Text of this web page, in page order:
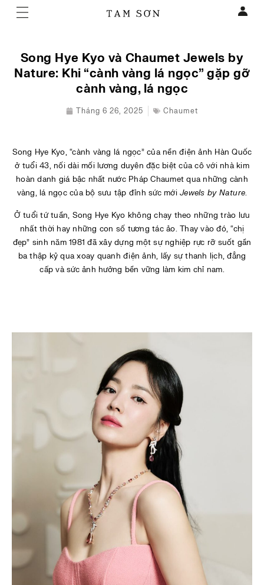
Song Hye Kyo và Chaumet Jewels by
Nature: Khi “cành vàng lá ngọc” gặp gỡ
cành vàng, lá ngọc
Tháng 6 26, 2025 Chaumet
Song Hye Kyo, “cành vàng lá ngọc” của nền điện ảnh Hàn Quốc
ở tuổi 43, nối dài mối lương duyên đặc biệt của cô với nhà kim
hoàn danh giá bậc nhất nước Pháp Chaumet qua những cành
vàng, lá ngọc của bộ sưu tập đỉnh sức mớiJewels by Nature.
Ở tuổi tứ tuần, Song Hye Kyo không chạy theo những trào lưu
nhất thời hay những con số tương tác ảo. Thay vào đó, “chị
đẹp” sinh năm 1981 đã xây dựng một sự nghiệp rực rỡ suốt gần
ba thập kỷ qua xoay quanh điện ảnh, lấy sự thanh lịch, đẳng
cấp và sức ảnh hưởng bền vững làm kim chỉ nam.